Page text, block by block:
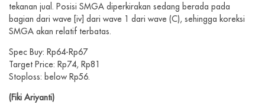
tekanan jual. Posisi SMGA diperkirakan sedang berada pada
bagian dari wave [iv] dari wave 1 dari wave (C), sehingga koreksi
SMGA akan relatif terbatas.
Spec Buy: Rp64-Rp67
Target Price: Rp74, Rp81
Stoploss: below Rp56.
(Fiki Ariyanti)